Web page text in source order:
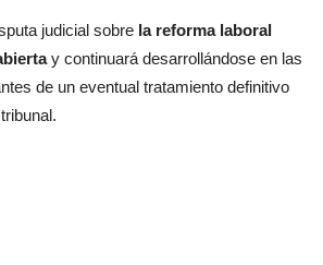
judicial sobre la reforma laboral
y continuará desarrollándose en las
de un eventual tratamiento definitivo